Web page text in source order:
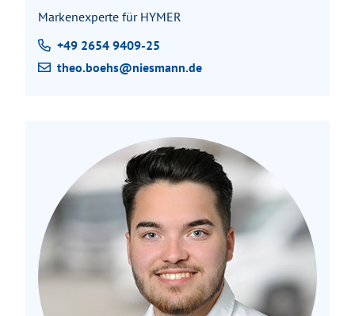
Markenexperte für HYMER
+49 2654 9409-25
theo.boehs@niesmann.de